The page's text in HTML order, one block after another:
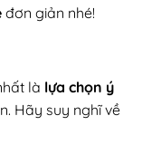
đơn giản nhé!
là lựa chọn ý
Hãy suy nghĩ về